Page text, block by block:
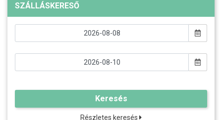
SZÁLLÁSKERESŐ
Keresés
Részletes keresés